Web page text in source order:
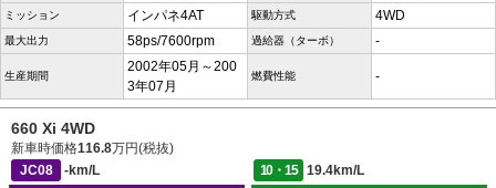
ミッション インパネ4AT 駆動方式 4WD
最大出力 58ps/7600rpm 過給器（ターボ） -
生産期間
2002年05月～200
3年07月
燃費性能 -
660 Xi 4WD
新車時価格116.8万円(税抜)
JC08
-km/L 10・15
19.4km/L